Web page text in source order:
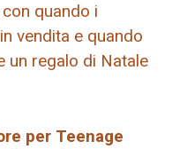
quando i
vendita e quando
un regalo di Natale
per Teenage